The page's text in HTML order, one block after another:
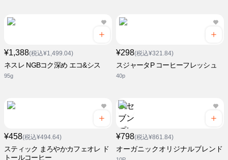
¥1,388(税込¥1,499.04)
ネスレ NGBコク深め エコ&シス
95g
¥298(税込¥321.84)
スジャータP コーヒーフレッシュ
40p
¥458(税込¥494.64)
スティック まろやかカフェオレ ド
トールコーヒー
¥798(税込¥861.84)
オーガニックオリジナルブレンド